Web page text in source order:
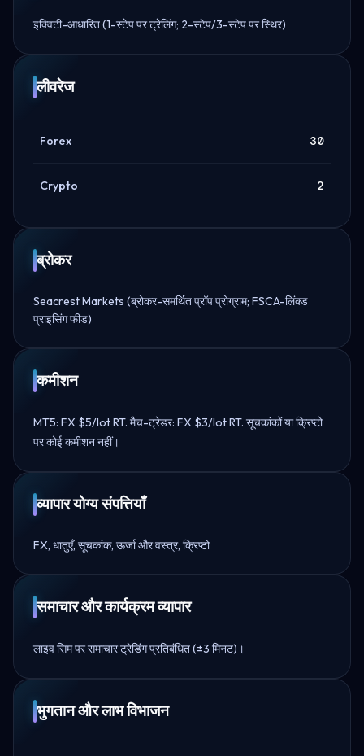
इक्विटी-आधारित (1-स्टेप पर ट्रेलिंग; 2-स्टेप/3-स्टेप पर स्थिर)
लीवरेज
Forex 30
Crypto 2
ब्रोकर
Seacrest Markets (ब्रोकर-समर्थित प्रॉप प्रोग्राम; FSCA-लिंक्ड
प्राइसिंग फीड)
कमीशन
MT5: FX $5/lot RT. मैच-ट्रेडर: FX $3/lot RT. सूचकांकों या क्रिप्टो
पर कोई कमीशन नहीं।
व्यापार योग्य संपत्तियाँ
FX, धातुएँ, सूचकांक, ऊर्जा और वस्त्र, क्रिप्टो
समाचार और कार्यक्रम व्यापार
लाइव सिम पर समाचार ट्रेडिंग प्रतिबंधित (±3 मिनट)।
भुगतान और लाभ विभाजन